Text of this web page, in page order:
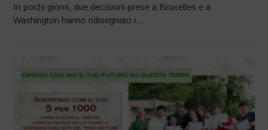
In pochi giorni, due decisioni prese a Bruxelles e a
Washington hanno ridisegnato i...